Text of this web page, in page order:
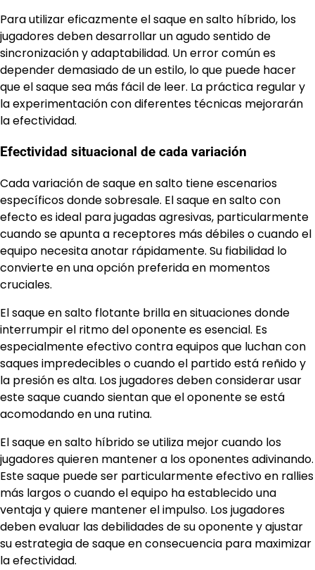
Para utilizar eficazmente el saque en salto híbrido, los
jugadores deben desarrollar un agudo sentido de
sincronización y adaptabilidad. Un error común es
depender demasiado de un estilo, lo que puede hacer
que el saque sea más fácil de leer. La práctica regular y
la experimentación con diferentes técnicas mejorarán
la efectividad.
Efectividad situacional de cada variación
Cada variación de saque en salto tiene escenarios
específicos donde sobresale. El saque en salto con
efecto es ideal para jugadas agresivas, particularmente
cuando se apunta a receptores más débiles o cuando el
equipo necesita anotar rápidamente. Su fiabilidad lo
convierte en una opción preferida en momentos
cruciales.
El saque en salto flotante brilla en situaciones donde
interrumpir el ritmo del oponente es esencial. Es
especialmente efectivo contra equipos que luchan con
saques impredecibles o cuando el partido está reñido y
la presión es alta. Los jugadores deben considerar usar
este saque cuando sientan que el oponente se está
acomodando en una rutina.
El saque en salto híbrido se utiliza mejor cuando los
jugadores quieren mantener a los oponentes adivinando.
Este saque puede ser particularmente efectivo en rallies
más largos o cuando el equipo ha establecido una
ventaja y quiere mantener el impulso. Los jugadores
deben evaluar las debilidades de su oponente y ajustar
su estrategia de saque en consecuencia para maximizar
la efectividad.